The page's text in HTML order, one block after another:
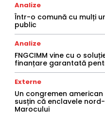
Analize
Într-o comună cu mulți
public
Analize
FNGCIMM vine cu o
finanțare garantată
Externe
Un congremen
susțin că enclavele
Marocului